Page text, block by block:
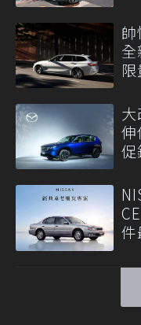
大
伸
促
件